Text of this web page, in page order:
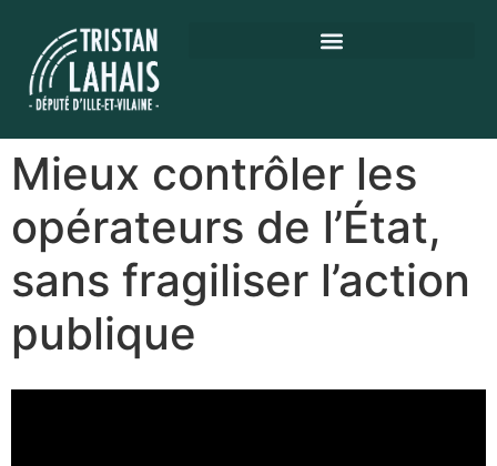
Mieux contrôler les
opérateurs de l’État,
sans fragiliser l’action
publique